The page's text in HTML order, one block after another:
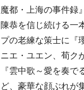
魔都・上海の事件録
陳恭を信じ続ける一
プの老練な策士に『
ニエ・ユエン、荀ク
『雲中歌～愛を奏
ど、豪華な顔ぶれが